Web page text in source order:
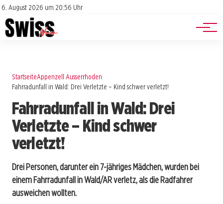
6. August 2026 um 20:56 Uhr
Impressum
Datenschutz
Jobs
Events
StartseiteAppenzell Ausserrhoden
Fahrradunfall in Wald: Drei Verletzte – Kind schwer verletzt!
Fahrradunfall in Wald: Drei
Verletzte – Kind schwer
verletzt!
Drei Personen, darunter ein 7-jähriges Mädchen, wurden bei
einem Fahrradunfall in Wald/AR verletz, als die Radfahrer
ausweichen wollten.